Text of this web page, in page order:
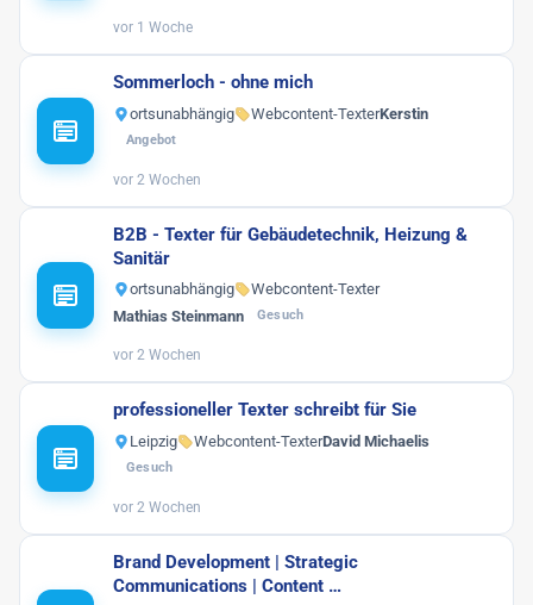
vor 1 Woche
Sommerloch - ohne mich
ortsunabhängig Webcontent-TexterKerstin
Angebot
vor 2 Wochen
B2B - Texter für Gebäudetechnik, Heizung &
Sanitär
ortsunabhängig
Webcontent-Texter
Mathias Steinmann
Gesuch
vor 2 Wochen
professioneller Texter schreibt für Sie
Leipzig Webcontent-TexterDavid Michaelis
Gesuch
vor 2 Wochen
Brand Development | Strategic
Communications | Content …